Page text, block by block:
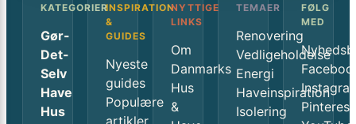
KATEGORIER
Gør-
Det-
Selv
Have
Hus
INSPIRATION
&
GUIDES
Nyeste
guides
Populære
artikler
NYTTIGE
LINKS
Om
Danmarks
Hus
&
TEMAER
Renovering
Vedligeholdelse
Energi
Haveinspiration
Isolering
FØLG
MED
Pinterest